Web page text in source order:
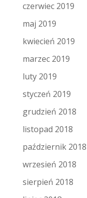
czerwiec 2019
maj 2019
kwiecień 2019
marzec 2019
luty 2019
styczeń 2019
grudzień 2018
listopad 2018
październik 2018
wrzesień 2018
sierpień 2018